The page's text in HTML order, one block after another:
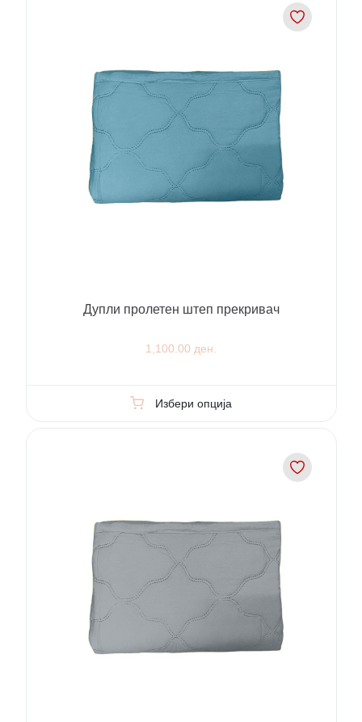
Дупли пролетен штеп прекривач
1,100.00 ден.
Избери опција